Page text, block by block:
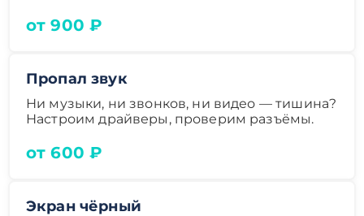
от 900 ₽
Пропал звук
Ни музыки, ни звонков, ни видео — тишина?
Настроим драйверы, проверим разъёмы.
от 600 ₽
Экран чёрный